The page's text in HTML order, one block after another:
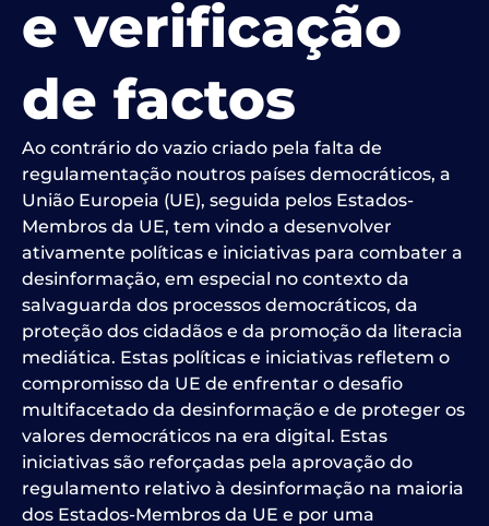
e verificação
de factos
Ao contrário do vazio criado pela falta de
regulamentação noutros países democráticos, a
União Europeia (UE), seguida pelos Estados-
Membros da UE, tem vindo a desenvolver
ativamente políticas e iniciativas para combater a
desinformação, em especial no contexto da
salvaguarda dos processos democráticos, da
proteção dos cidadãos e da promoção da literacia
mediática. Estas políticas e iniciativas refletem o
compromisso da UE de enfrentar o desafio
multifacetado da desinformação e de proteger os
valores democráticos na era digital. Estas
iniciativas são reforçadas pela aprovação do
regulamento relativo à desinformação na maioria
dos Estados-Membros da UE e por uma